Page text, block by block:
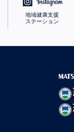
地域健康支援
ステーション